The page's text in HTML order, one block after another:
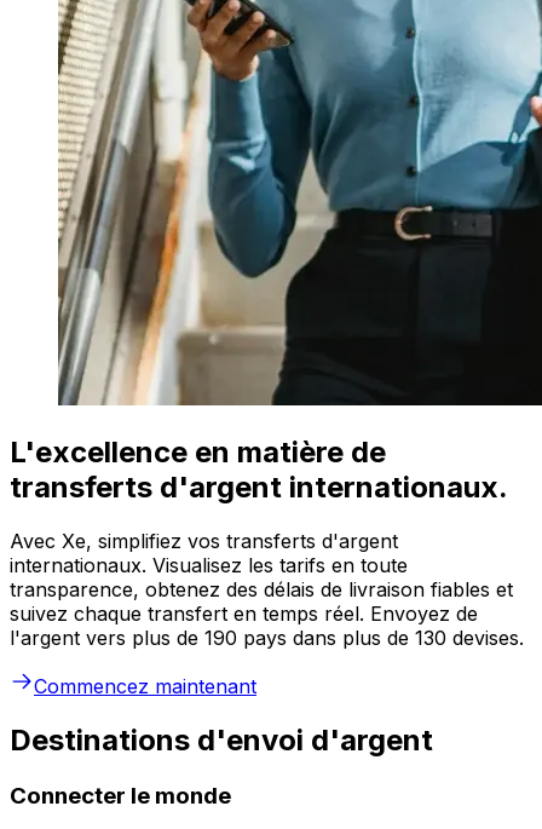
L'excellence en matière de
transferts d'argent internationaux.
Avec Xe, simplifiez vos transferts d'argent
internationaux. Visualisez les tarifs en toute
transparence, obtenez des délais de livraison fiables et
suivez chaque transfert en temps réel. Envoyez de
l'argent vers plus de 190 pays dans plus de 130 devises.
Commencez maintenant
Destinations d'envoi d'argent
Connecter le monde